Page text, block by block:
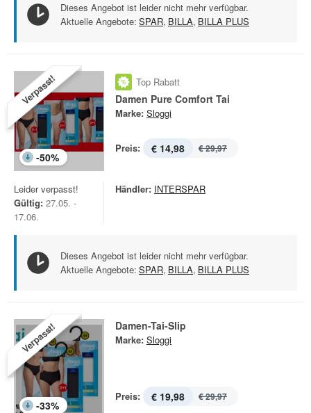
Dieses Angebot ist leider nicht mehr verfügbar.
Aktuelle Angebote: SPAR, BILLA, BILLA PLUS
Verpasst!
-50%
Top Rabatt
Damen Pure Comfort Tai
Marke: Sloggi
Preis: € 14,98 € 29,97
Leider verpasst!
Gültig: 27.05. -
17.06.
Händler: INTERSPAR
Dieses Angebot ist leider nicht mehr verfügbar.
Aktuelle Angebote: SPAR, BILLA, BILLA PLUS
Verpasst!
-33%
Damen-Tai-Slip
Marke: Sloggi
Preis: € 19,98 € 29,97